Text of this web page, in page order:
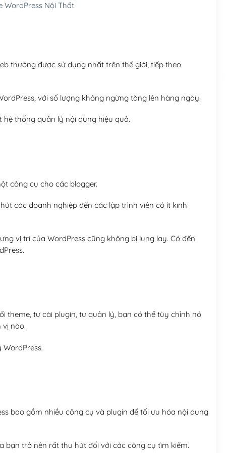
WordPress Nội Thất
thường được sử dụng nhất trên thế giới, tiếp theo
với số lượng không ngừng tăng lên hàng ngày.
thống quản lý nội dung hiệu quả.
công cụ cho các blogger.
các doanh nghiệp đến các lập trình viên có ít kinh
vị trí của WordPress cũng không bị lung lay. Có đến
theme, tự cài plugin, tự quản lý, bạn có thể tùy chỉnh nó
nào.
bao gồm nhiều công cụ và plugin để tối ưu hóa nội dung
bạn trở nên rất thu hút đối với các công cụ tìm kiếm.